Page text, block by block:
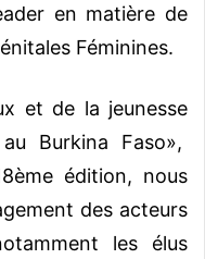
en matière de
Féminines.
et de la jeunesse
Burkina Faso»,
édition, nous
des acteurs
les élus